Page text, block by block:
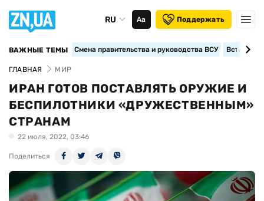
RU Аа Поддержать
ВАЖНЫЕ ТЕМЫ Смена правительства и руководства ВСУ
ГЛАВНАЯ МИР
ИРАН ГОТОВ ПОСТАВЛЯТЬ ОРУЖИЕ И
БЕСПИЛОТНИКИ «ДРУЖЕСТВЕННЫМ»
СТРАНАМ
22 июля, 2022, 03:46
Поделиться